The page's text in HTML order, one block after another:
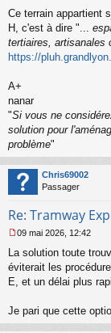
Ce terrain appartient
H, c'est à dire "...
tertiaires, artisanales
https://
A+
nanar
"Si vous ne
solution pour
problème"
Chris69002
Passager
Re: Tramway
e
s
a
e
n
09 mai 2026, 12:42
La solution toute
éviterait les
E, et un délai plus
Je pari que cette